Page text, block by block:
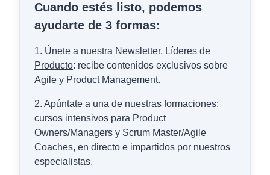
Cuando estés listo, podemos
ayudarte de 3 formas:
1. Únete a nuestra Newsletter, Líderes de
Producto: recibe contenidos exclusivos sobre
Agile y Product Management.
2. Apúntate a una de nuestras formaciones:
cursos intensivos para Product
Owners/Managers y Scrum Master/Agile
Coaches, en directo e impartidos por nuestros
especialistas.